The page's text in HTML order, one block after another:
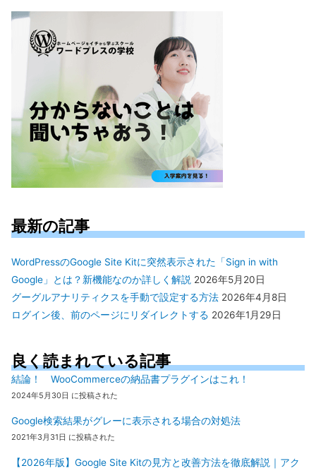
象:
最新の記事
WordPressのGoogle Site Kitに突然表示された「Sign in with
Google」とは？新機能なのか詳しく解説 2026年5月20日
グーグルアナリティクスを手動で設定する方法 2026年4月8日
ログイン後、前のページにリダイレクトする 2026年1月29日
良く読まれている記事
結論！ WooCommerceの納品書プラグインはこれ！
2024年5月30日 に投稿された
Google検索結果がグレーに表示される場合の対処法
2021年3月31日 に投稿された
【2026年版】Google Site Kitの見方と改善方法を徹底解説｜アク